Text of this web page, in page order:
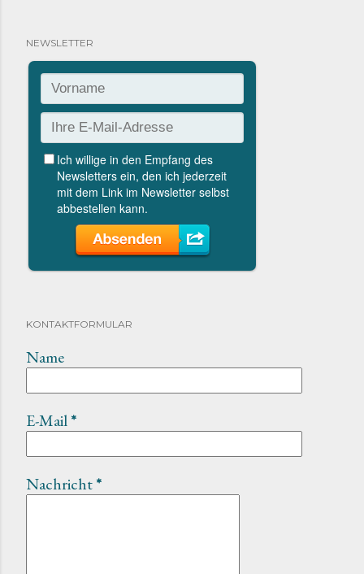
NEWSLETTER
KONTAKTFORMULAR
Name
E-Mail*
Nachricht*